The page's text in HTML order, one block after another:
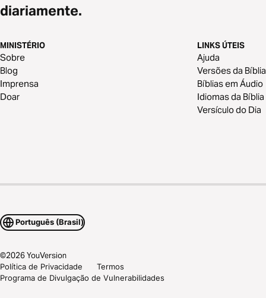
diariamente.
MINISTÉRIO
Sobre
Blog
Imprensa
Doar
LINKS ÚTEIS
Ajuda
Versões da Bíblia
Bíblias em Áudio
Idiomas da Bíblia
Versículo do Dia
Português (Brasil)
©2026YouVersion
Política de Privacidade
Termos
Programa de Divulgação de Vulnerabilidades